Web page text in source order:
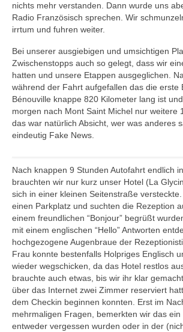
nichts mehr verstanden. Dann wurde uns
Radio Französisch sprechen. Wir
irrtum und fuhren weiter.
Bei unserer ausgiebigen und umsichtigen
Zwischenstopps auch so gelegt, dass wir
hatten und unsere Etappen ausgeglichen.
während der Fahrt aufgefallen das die erste
Bénouville knappe 820 Kilometer lang ist
morgen nach Mont Saint Michel nur weitere
das war natürlich Absicht, wer was anderes
eindeutig Fake News.
Nach knappen 9 Stunden Autofahrt endlich
brauchten wir nur kurz unser Hotel (La
sich in einer kleinen Seitenstraße
einen Parkplatz und suchten die Rezeption
einem freundlichen “Bonjour” begrüßt
mit einem englischen “Hello” Antworten
hochgezogene Augenbraue der
Frau konnte bestenfalls Holpriges Englisch
wieder wegschicken, da das Hotel restlos
brauchte auch etwas, bis wir ihr klar
über das Internet zwei Zimmer reserviert
dem Checkin beginnen konnten. Erst im
mehrmaligen Fragen, bemerkten wir das
entweder vergessen wurden oder in der